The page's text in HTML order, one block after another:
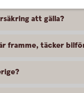
att gälla?
framme, täcker